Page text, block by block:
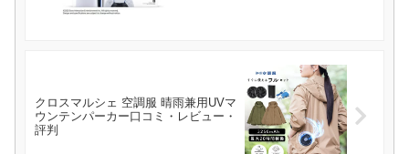
クロスマルシェ 空調服 晴雨兼用UVマ
ウンテンパーカー口コミ・レビュー・
評判